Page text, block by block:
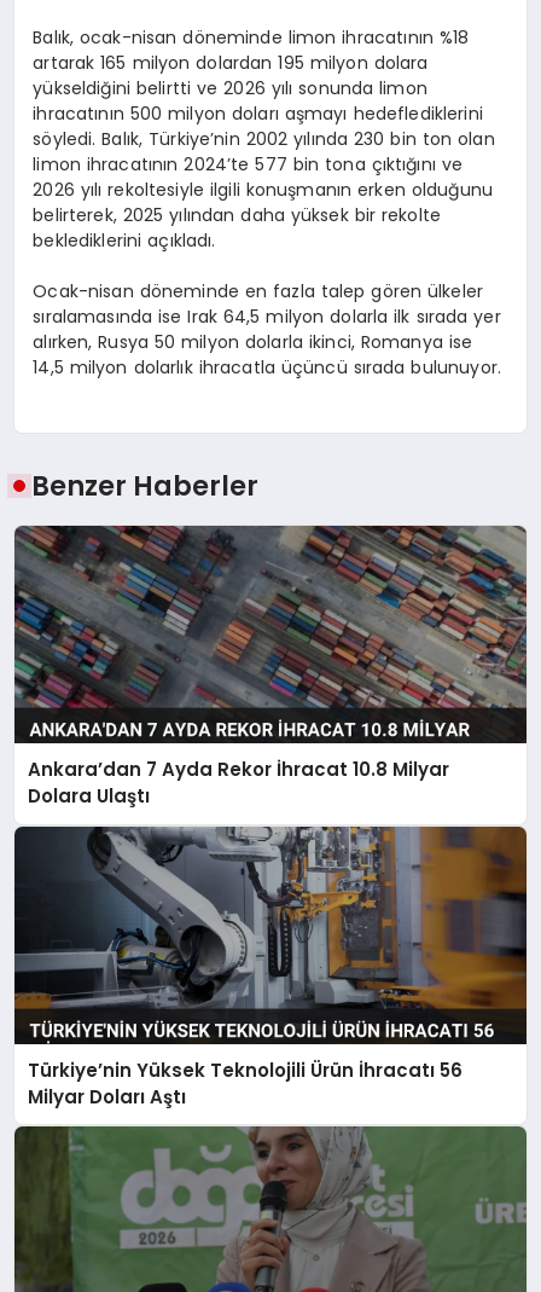
Balık, ocak-nisan döneminde limon ihracatının %18
artarak 165 milyon dolardan 195 milyon dolara
yükseldiğini belirtti ve 2026 yılı sonunda limon
ihracatının 500 milyon doları aşmayı hedeflediklerini
söyledi. Balık, Türkiye’nin 2002 yılında 230 bin ton olan
limon ihracatının 2024’te 577 bin tona çıktığını ve
2026 yılı rekoltesiyle ilgili konuşmanın erken olduğunu
belirterek, 2025 yılından daha yüksek bir rekolte
beklediklerini açıkladı.
Ocak-nisan döneminde en fazla talep gören ülkeler
sıralamasında ise Irak 64,5 milyon dolarla ilk sırada yer
alırken, Rusya 50 milyon dolarla ikinci, Romanya ise
14,5 milyon dolarlık ihracatla üçüncü sırada bulunuyor.
Benzer Haberler
Ankara’dan 7 Ayda Rekor İhracat 10.8 Milyar
Dolara Ulaştı
Türkiye’nin Yüksek Teknolojili Ürün İhracatı 56
Milyar Doları Aştı